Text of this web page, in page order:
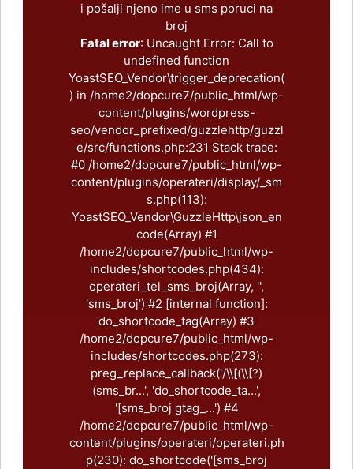
i pošalji njeno ime u sms poruci na
broj
Fatal error: Uncaught Error: Call to
undefined function
YoastSEO_Vendor\trigger_deprecation(
) in /home2/dopcure7/public_html/wp-
content/plugins/wordpress-
seo/vendor_prefixed/guzzlehttp/guzzl
e/src/functions.php:231 Stack trace:
#0 /home2/dopcure7/public_html/wp-
content/plugins/operateri/display/_sm
s.php(113):
YoastSEO_Vendor\GuzzleHttp\json_en
code(Array) #1
/home2/dopcure7/public_html/wp-
includes/shortcodes.php(434):
operateri_tel_sms_broj(Array, '',
'sms_broj') #2 [internal function]:
do_shortcode_tag(Array) #3
/home2/dopcure7/public_html/wp-
includes/shortcodes.php(273):
preg_replace_callback('/\\[(\\[?)
(sms_br...', 'do_shortcode_ta...',
'[sms_broj gtag_...') #4
/home2/dopcure7/public_html/wp-
content/plugins/operateri/operateri.ph
p(230): do_shortcode('[sms_broj